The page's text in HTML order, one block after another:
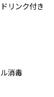
リンク付き
消毒